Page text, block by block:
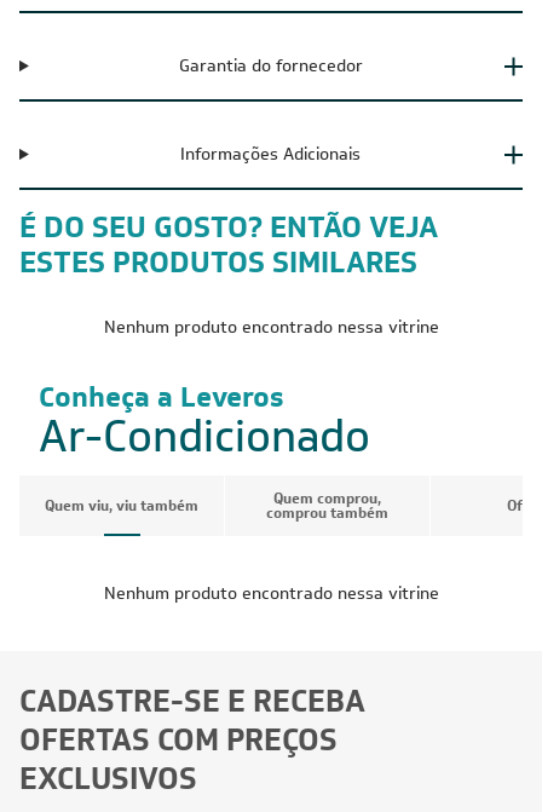
Garantia do fornecedor
Informações Adicionais
É DO SEU GOSTO? ENTÃO VEJA
ESTES PRODUTOS SIMILARES
Nenhum produto encontrado nessa vitrine
Conheça a Leveros
Ar-Condicionado
Quem viu, viu também Quem comprou,
comprou também
Nenhum produto encontrado nessa vitrine
CADASTRE-SE E RECEBA
OFERTAS COM PREÇOS
EXCLUSIVOS